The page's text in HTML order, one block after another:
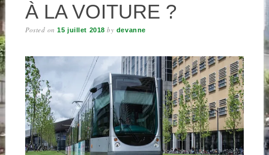
À LA VOITURE ?
Posted on15 juillet 2018 by devanne